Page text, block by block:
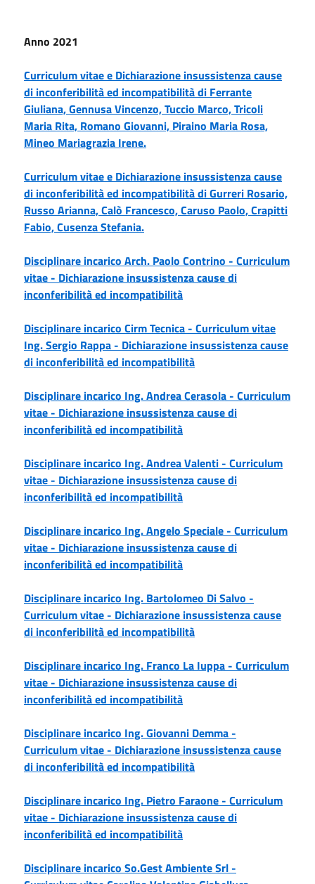
Anno 2021
Curriculum vitae e Dichiarazione insussistenza cause
di inconferibilità ed incompatibilità di Ferrante
Giuliana, Gennusa Vincenzo, Tuccio Marco, Tricoli
Maria Rita, Romano Giovanni, Piraino Maria Rosa,
Mineo Mariagrazia Irene.
Curriculum vitae e Dichiarazione insussistenza cause
di inconferibilità ed incompatibilità di Gurreri Rosario,
Russo Arianna, Calò Francesco, Caruso Paolo, Crapitti
Fabio, Cusenza Stefania.
Disciplinare incarico Arch. Paolo Contrino - Curriculum
vitae - Dichiarazione insussistenza cause di
inconferibilità ed incompatibilità
Disciplinare incarico Cirm Tecnica - Curriculum vitae
Ing. Sergio Rappa - Dichiarazione insussistenza cause
di inconferibilità ed incompatibilità
Disciplinare incarico Ing. Andrea Cerasola - Curriculum
vitae - Dichiarazione insussistenza cause di
inconferibilità ed incompatibilità
Disciplinare incarico Ing. Andrea Valenti - Curriculum
vitae - Dichiarazione insussistenza cause di
inconferibilità ed incompatibilità
Disciplinare incarico Ing. Angelo Speciale - Curriculum
vitae - Dichiarazione insussistenza cause di
inconferibilità ed incompatibilità
Disciplinare incarico Ing. Bartolomeo Di Salvo -
Curriculum vitae - Dichiarazione insussistenza cause
di inconferibilità ed incompatibilità
Disciplinare incarico Ing. Franco La Iuppa - Curriculum
vitae - Dichiarazione insussistenza cause di
inconferibilità ed incompatibilità
Disciplinare incarico Ing. Giovanni Demma -
Curriculum vitae - Dichiarazione insussistenza cause
di inconferibilità ed incompatibilità
Disciplinare incarico Ing. Pietro Faraone - Curriculum
vitae - Dichiarazione insussistenza cause di
inconferibilità ed incompatibilità
Disciplinare incarico So.Gest Ambiente Srl -